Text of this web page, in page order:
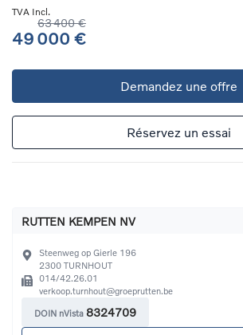
TVA Incl.
63 400 €
49 000 €
Demandez une offre
Réservez un essai
RUTTEN KEMPEN NV
Steenweg op Gierle 196
2300 TURNHOUT
014/42.26.01
verkoop.turnhout@groeprutten.be
DOIN nVista 8324709